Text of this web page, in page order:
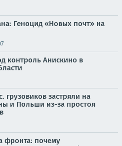
Геноцид «Новых почт» на
контроль Анискино в
грузовиков застряли на
и Польши из-за простоя
фронта: почему